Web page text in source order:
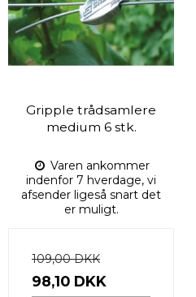
Gripple trådsamlere
medium 6 stk.
Varen ankommer
indenfor 7 hverdage, vi
afsender ligeså snart det
er muligt.
109,00 DKK
98,10 DKK